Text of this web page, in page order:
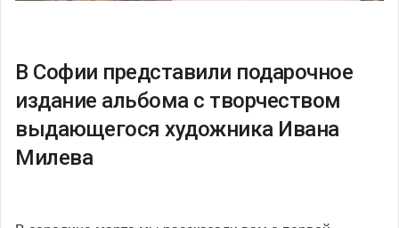
В Софии представили подарочное
издание альбома с творчеством
выдающегося художника Ивана
Милева